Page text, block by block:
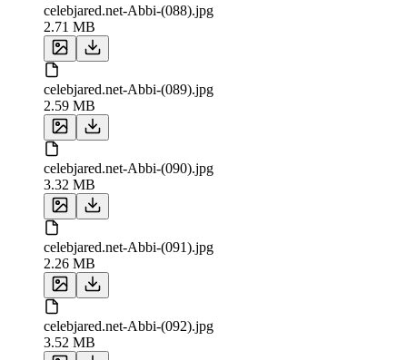
celebjared.net-Abbi-(088).jpg
2.71 MB
celebjared.net-Abbi-(089).jpg
2.59 MB
celebjared.net-Abbi-(090).jpg
3.32 MB
celebjared.net-Abbi-(091).jpg
2.26 MB
celebjared.net-Abbi-(092).jpg
3.52 MB